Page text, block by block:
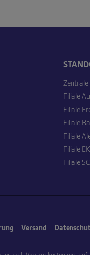
Zentrale
Filiale
Filiale
Filiale
Filiale
Filiale
Filiale
Versand